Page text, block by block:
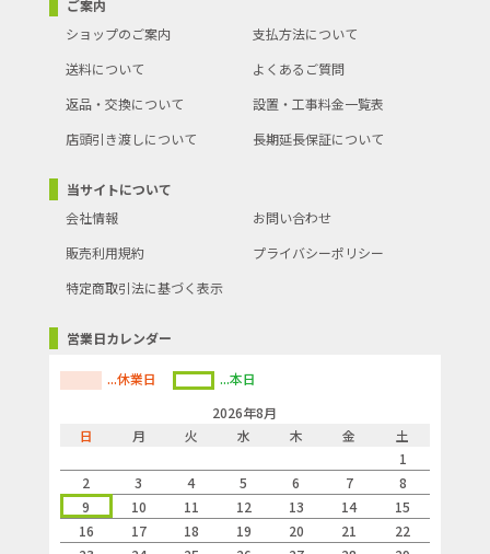
ご案内
ショップのご案内
支払方法について
送料について
よくあるご質問
返品・交換について
設置・工事料金一覧表
店頭引き渡しについて
長期延長保証について
当サイトについて
会社情報
お問い合わせ
販売利用規約
プライバシーポリシー
特定商取引法に基づく表示
営業日カレンダー
...休業日
...本日
2026年8月
日
月 火 水 木 金
土
1
2
3 4 5 6 7
8
9
10 11 12 13 14
15
16
17 18 19 20 21
22